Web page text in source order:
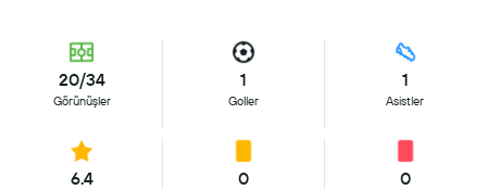
20/34
Görünüşler
1
Goller
1
Asistler
6.4 0 0